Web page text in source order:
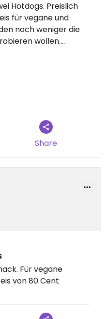
Hotdogs. Preislich
für vegane und
noch weniger die
wollen.
bei Dänisch Curry
Share
Für vegane
von 80 Cent